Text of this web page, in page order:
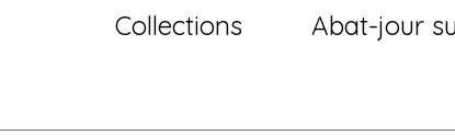
Collections Abat-jour